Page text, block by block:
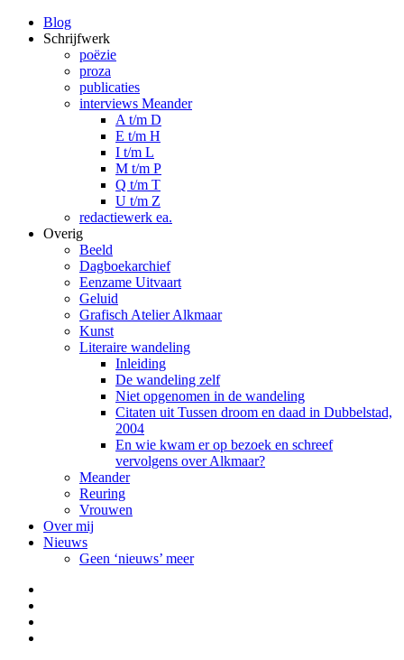
Blog
Schrijfwerk
poëzie
proza
publicaties
interviews Meander
A t/m D
E t/m H
I t/m L
M t/m P
Q t/m T
U t/m Z
redactiewerk ea.
Overig
Beeld
Dagboekarchief
Eenzame Uitvaart
Geluid
Grafisch Atelier Alkmaar
Kunst
Literaire wandeling
Inleiding
De wandeling zelf
Niet opgenomen in de wandeling
Citaten uit Tussen droom en daad in Dubbelstad,
2004
En wie kwam er op bezoek en schreef
vervolgens over Alkmaar?
Meander
Reuring
Vrouwen
Over mij
Nieuws
Geen ‘nieuws’ meer